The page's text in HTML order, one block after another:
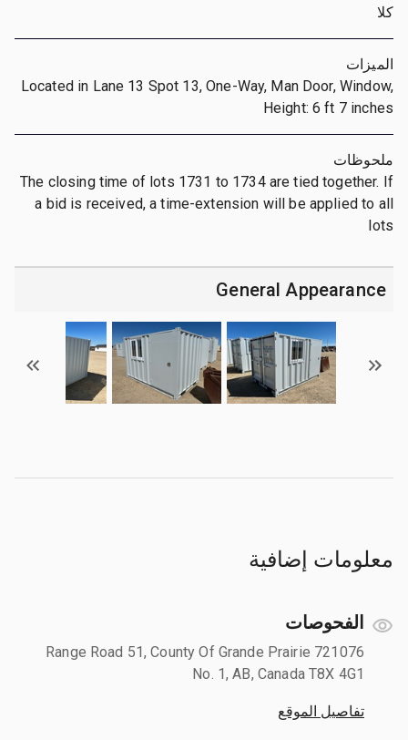
كلا
الميزات
Located in Lane 13 Spot 13, One-Way, Man Door, Window,
Height: 6 ft 7 inches
ملحوظات
The closing time of lots 1731 to 1734 are tied together. If
a bid is received, a time-extension will be applied to all
lots
General Appearance
معلومات إضافية
الفحوصات
721076 Range Road 51, County Of Grande Prairie
No. 1, AB, Canada T8X 4G1
تفاصيل الموقع